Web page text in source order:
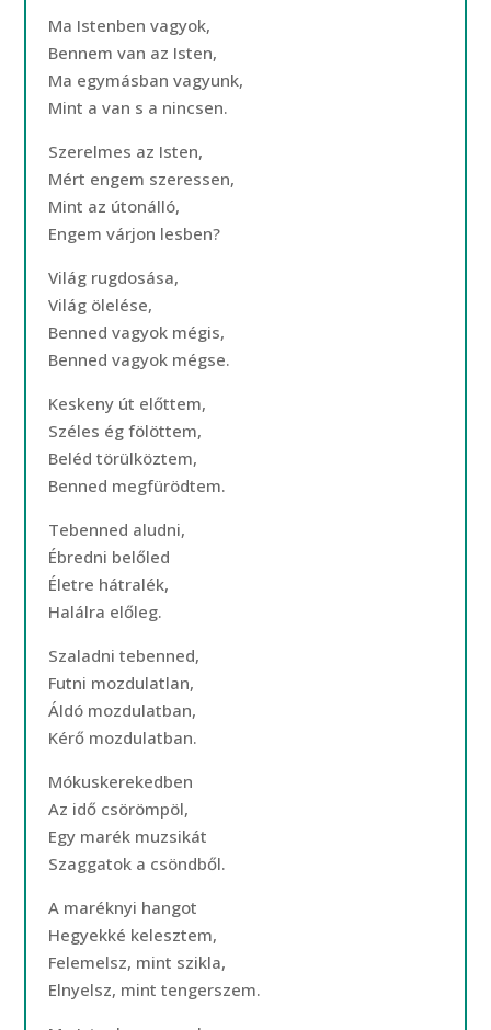
Ma Istenben vagyok,
Bennem van az Isten,
Ma egymásban vagyunk,
Mint a van s a nincsen.
Szerelmes az Isten,
Mért engem szeressen,
Mint az útonálló,
Engem várjon lesben?
Világ rugdosása,
Világ ölelése,
Benned vagyok mégis,
Benned vagyok mégse.
Keskeny út előttem,
Széles ég fölöttem,
Beléd törülköztem,
Benned megfürödtem.
Tebenned aludni,
Ébredni belőled
Életre hátralék,
Halálra előleg.
Szaladni tebenned,
Futni mozdulatlan,
Áldó mozdulatban,
Kérő mozdulatban.
Mókuskerekedben
Az idő csörömpöl,
Egy marék muzsikát
Szaggatok a csöndből.
A maréknyi hangot
Hegyekké kelesztem,
Felemelsz, mint szikla,
Elnyelsz, mint tengerszem.